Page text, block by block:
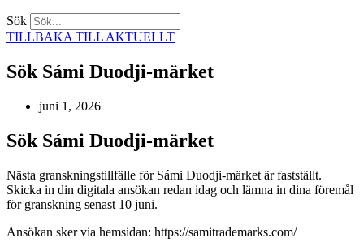
Sök
TILLBAKA TILL AKTUELLT
Sök Sámi Duodji-märket
juni 1, 2026
Sök Sámi Duodji-märket
Nästa granskningstillfälle för Sámi Duodji-märket är fastställt.
Skicka in din digitala ansökan redan idag och lämna in dina föremål
för granskning senast 10 juni.
Ansökan sker via hemsidan: https://samitrademarks.com/